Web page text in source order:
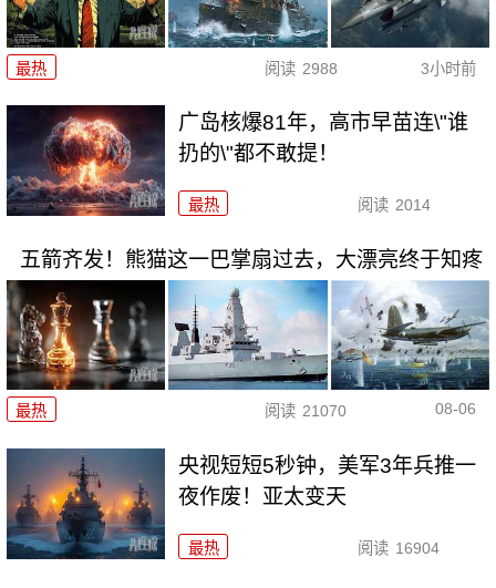
最热 阅读 2988 3小时前
广岛核爆81年，高市早苗连\"谁
扔的\"都不敢提！
最热 阅读 2014
五箭齐发！熊猫这一巴掌扇过去，大漂亮终于知疼
最热 阅读 21070 08-06
央视短短5秒钟，美军3年兵推一
夜作废！亚太变天
最热 阅读 16904